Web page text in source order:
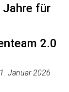
Jahre für
2.0
Januar 2026